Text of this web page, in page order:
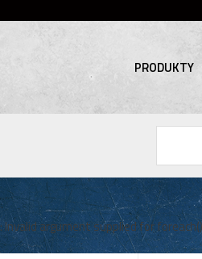
PRODUKTY
: Invalid argument supplied for